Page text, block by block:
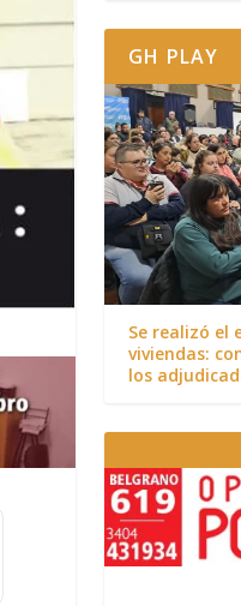
GH PLAY
Se realizó el
viviendas:
los